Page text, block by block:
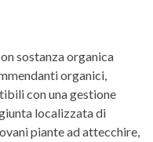
sostanza organica
organici,
con una gestione
localizzata di
piante ad attecchire,